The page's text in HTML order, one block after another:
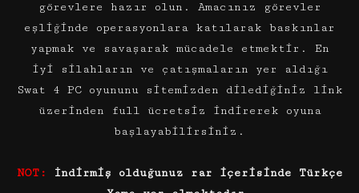
görevlere hazır olun. Amacınız görevler
eşliğinde operasyonlara katılarak baskınlar
yapmak ve savaşarak mücadele etmektir. En
iyi silahların ve çatışmaların yer aldığı
Swat 4 PC oyununu sitemizden dilediğiniz link
üzerinden full ücretsiz indirerek oyuna
başlayabilirsiniz.
NOT: İndirmiş olduğunuz rar içerisinde Türkçe